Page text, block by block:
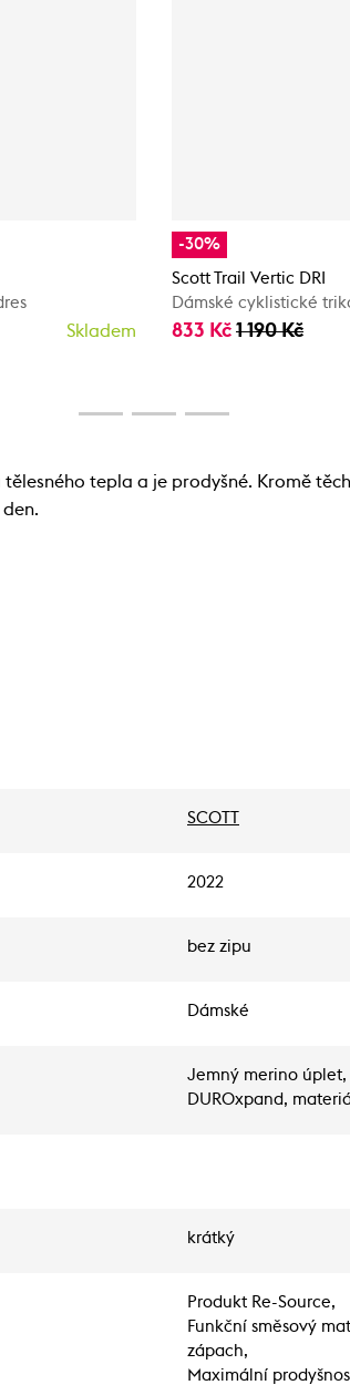
Skladem
-30%
Scott Trail Vertic DRI
Dámské cyklistické
833 Kč 1 190 Kč
tepla a je prodyšné. Kromě
SCOTT
2022
bez zipu
Dámské
Jemný merino úplet,
DUROxpand,
krátký
Produkt Re-Source,
Funkční směsový
zápach,
Maximální